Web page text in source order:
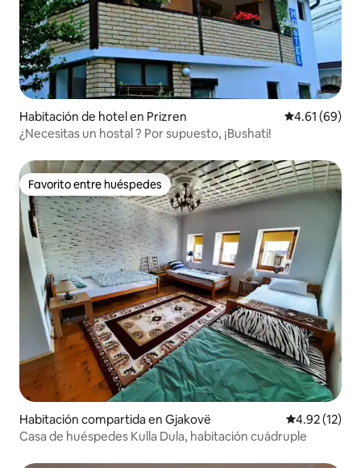
Habitación de hotel en Prizren Calificación
4.61 (69)
¿Necesitas un hostal ? Por supuesto, ¡Bushati!
Favorito entre huéspedes
Favorito entre huéspedes
Habitación compartida en Gjakovë Calificación
4.92 (12)
Casa de huéspedes Kulla Dula, habitación cuádruple